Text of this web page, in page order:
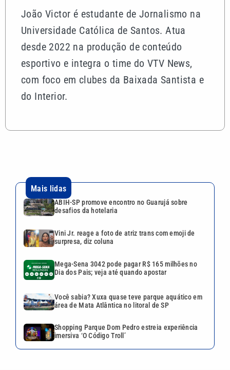
João Victor é estudante de Jornalismo na
Universidade Católica de Santos. Atua
desde 2022 na produção de conteúdo
esportivo e integra o time do VTV News,
com foco em clubes da Baixada Santista e
do Interior.
Mais lidas
ABIH-SP promove encontro no Guarujá sobre
desafios da hotelaria
Vini Jr. reage a foto de atriz trans com emoji de
surpresa, diz coluna
Mega-Sena 3042 pode pagar R$ 165 milhões no
Dia dos Pais; veja até quando apostar
Você sabia? Xuxa quase teve parque aquático em
área de Mata Atlântica no litoral de SP
Shopping Parque Dom Pedro estreia experiência
imersiva ‘O Código Troll’